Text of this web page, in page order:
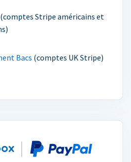
(comptes Stripe américains et
Bacs (comptes UK Stripe)